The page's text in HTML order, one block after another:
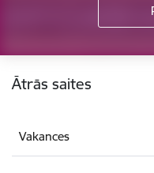
Ātrās saites
Vakances